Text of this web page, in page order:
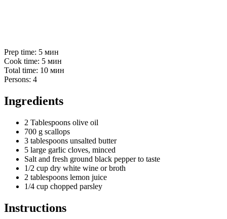
Prep time: 5 мин
Cook time: 5 мин
Total time: 10 мин
Persons: 4
Ingredients
2 Tablespoons olive oil
700 g scallops
3 tablespoons unsalted butter
5 large garlic cloves, minced
Salt and fresh ground black pepper to taste
1/2 cup dry white wine or broth
2 tablespoons lemon juice
1/4 cup chopped parsley
Instructions